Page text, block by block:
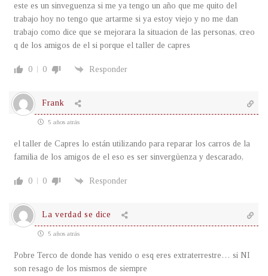
este es un sinveguenza si me ya tengo un año que me quito del
trabajo hoy no tengo que artarme si ya estoy viejo y no me dan
trabajo como dice que se mejorara la situacion de las personas, creo
q de los amigos de el si porque el taller de capres
0 0 Responder
Frank
5 años atrás
el taller de Capres lo están utilizando para reparar los carros de la
familia de los amigos de el eso es ser sinvergüenza y descarado,
0 0 Responder
La verdad se dice
5 años atrás
Pobre Terco de donde has venido o esq eres extraterrestre… si NI
son resago de los mismos de siempre